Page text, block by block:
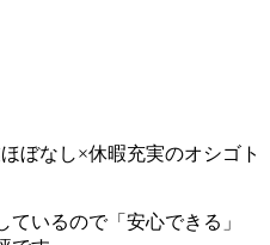
ぼなし×休暇充実のオシゴト
いるので「安心できる」